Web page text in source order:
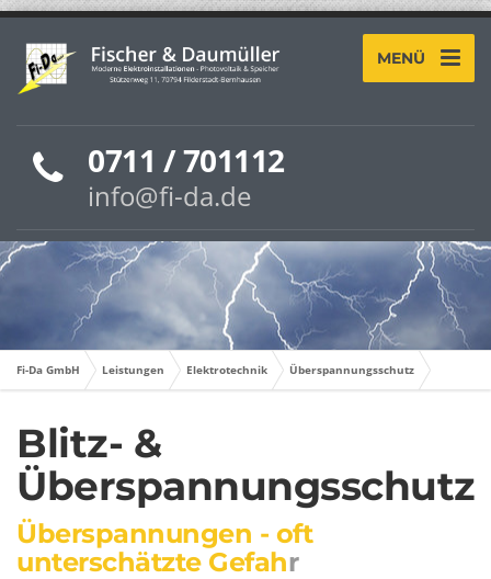
MENÜ
0711 / 701112
info@fi-da.de
Fi-Da GmbH Leistungen Elektrotechnik Überspannungsschutz
Blitz- &
Überspannungsschutz
Überspannungen - oft
unterschätzte Gefahr